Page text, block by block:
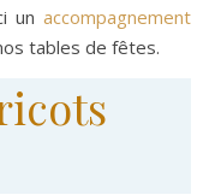
un accompagnement
tables de fêtes.